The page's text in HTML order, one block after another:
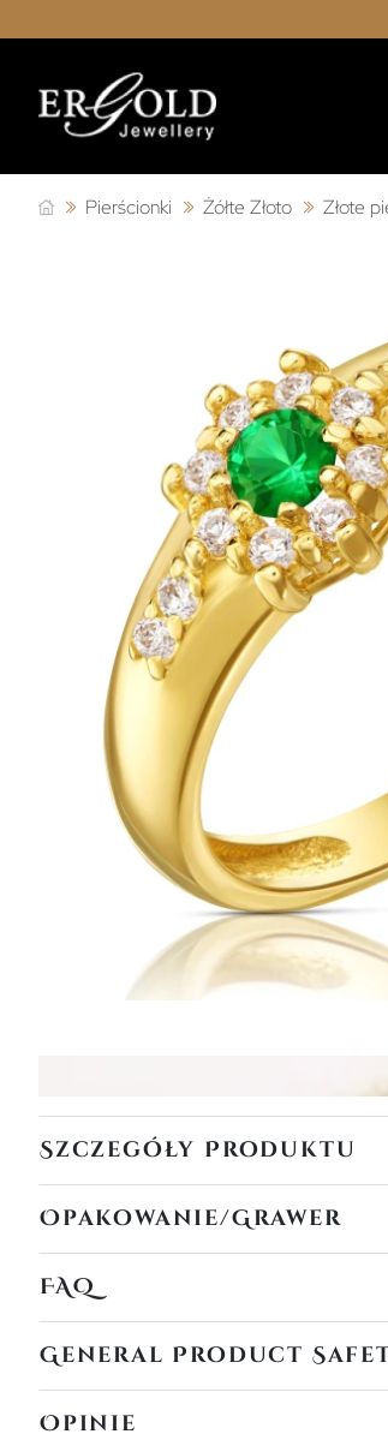
Pierścionki Żółte Złoto Złote
Szczegóły Produktu
Opakowanie/Grawer
FAQ
General Product
Opinie